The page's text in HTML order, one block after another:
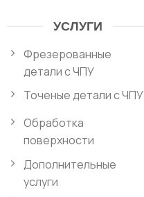
УСЛУГИ
Фрезерованные
детали с ЧПУ
Точеные детали с ЧПУ
Обработка
поверхности
Дополнительные
услуги